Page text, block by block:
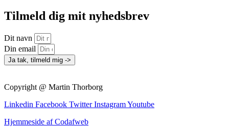
Tilmeld dig mit nyhedsbrev
Dit navn
Din email
Ja tak, tilmeld mig ->
Copyright @ Martin Thorborg
Linkedin Facebook Twitter InstagramYoutube
Hjemmeside af Codafweb